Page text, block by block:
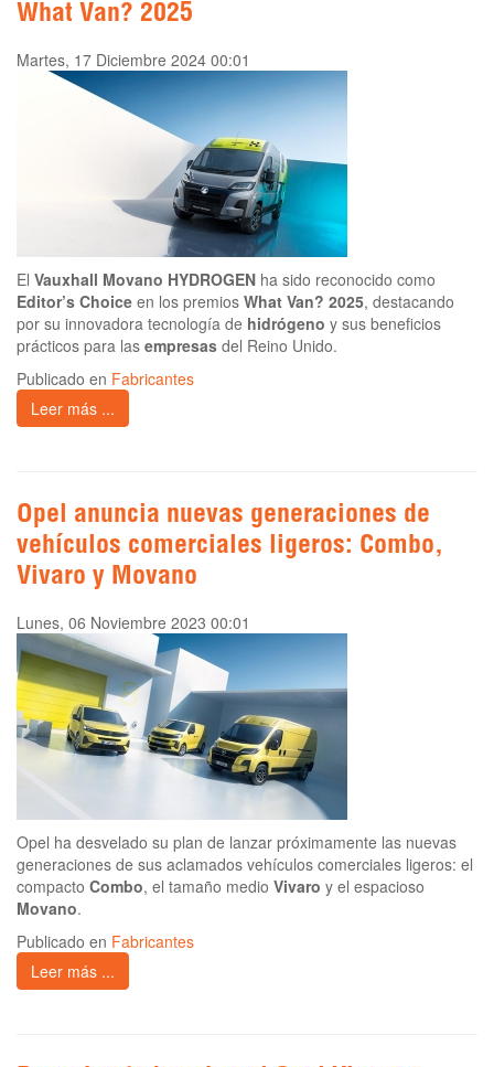
What Van? 2025
Martes, 17 Diciembre 2024 00:01
El Vauxhall Movano HYDROGEN ha sido reconocido como
Editor’s Choice en los premios What Van? 2025, destacando
por su innovadora tecnología de hidrógeno y sus beneficios
prácticos para las empresas del Reino Unido.
Publicado en Fabricantes
Leer más ...
Opel anuncia nuevas generaciones de
vehículos comerciales ligeros: Combo,
Vivaro y Movano
Lunes, 06 Noviembre 2023 00:01
Opel ha desvelado su plan de lanzar próximamente las nuevas
generaciones de sus aclamados vehículos comerciales ligeros: el
compacto Combo, el tamaño medio Vivaro y el espacioso
Movano.
Publicado en Fabricantes
Leer más ...